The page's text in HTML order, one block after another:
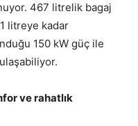
467 litrelik bagaj
litreye kadar
150 kW güç ile
ve rahatlık